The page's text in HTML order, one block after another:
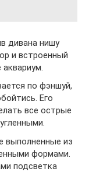
дивана нишу
и встроенный
по фэншуй,
Его
все острые
выполненные из
формами.
подсветка